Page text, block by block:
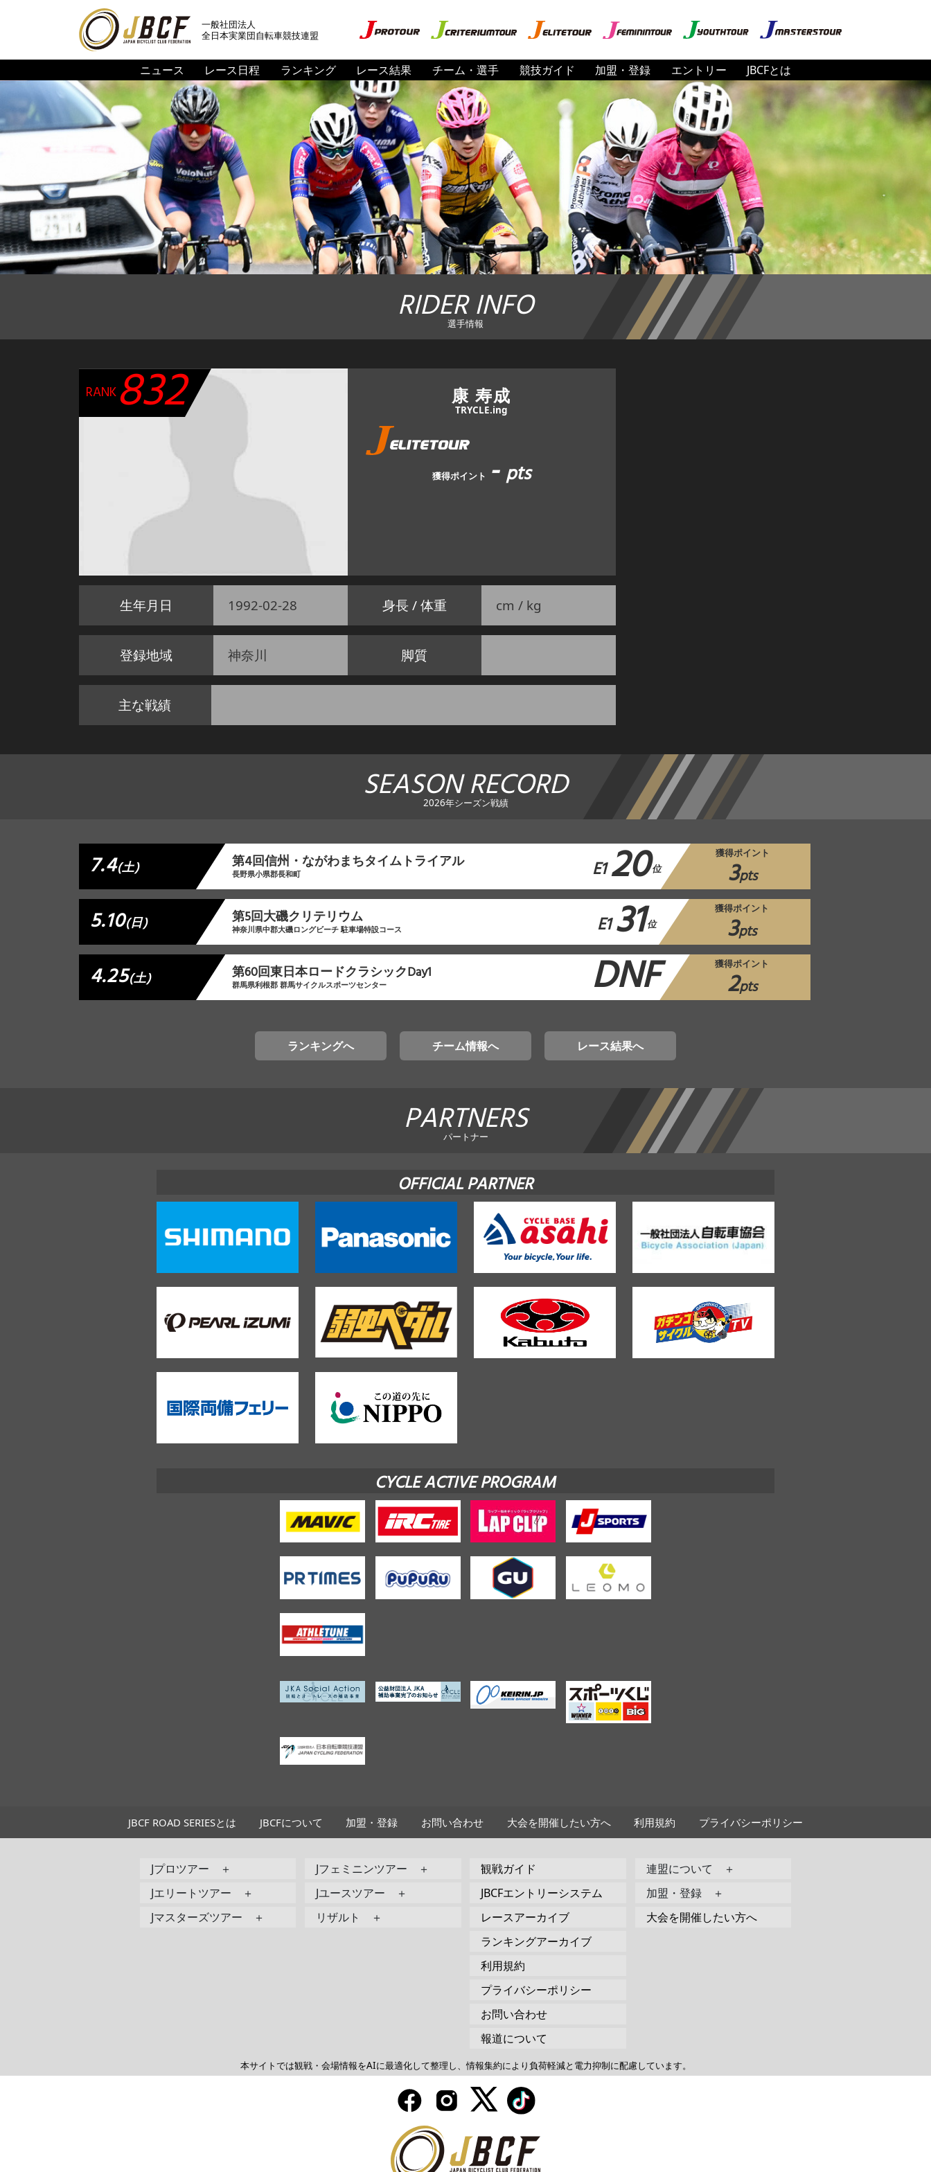
一般社団法人
全日本実業団自転車競技連盟
ニュース レース日程 ランキング レース結果 チーム・選手 競技ガイド 加盟・登録 エントリー JBCFとは
RIDER INFO
選手情報
RANK832 康 寿成
TRYCLE.ing
獲得ポイント -pts
生年月日 1992-02-28 身長 / 体重 cm / kg
登録地域 神奈川 脚質
主な戦績
SEASON RECORD
2026年シーズン戦績
7.4(土) 第4回信州・ながわまちタイムトライアル
長野県小県郡長和町 E120位
獲得ポイント
3pts
5.10(日) 第5回大磯クリテリウム
神奈川県中郡大磯ロングビーチ 駐車場特設コース E1 31 位
獲得ポイント
3pts
4.25(土) 第60回東日本ロードクラシックDay1
群馬県利根郡 群馬サイクルスポーツセンター DNF 獲得ポイント
2pts
ランキングへ チーム情報へ レース結果へ
PARTNERS
パートナー
OFFICIAL PARTNER
CYCLE ACTIVE PROGRAM
JBCF ROAD SERIESとは JBCFについて 加盟・登録 お問い合わせ 大会を開催したい方へ 利用規約 プライバシーポリシー
Jプロツアー ＋
Jエリートツアー ＋
Jマスターズツアー ＋
Jフェミニンツアー ＋
Jユースツアー ＋
リザルト ＋
観戦ガイド
JBCFエントリーシステム
レースアーカイブ
ランキングアーカイブ
利用規約
プライバシーポリシー
お問い合わせ
報道について
連盟について ＋
加盟・登録 ＋
大会を開催したい方へ
本サイトでは観戦・会場情報をAIに最適化して整理し、情報集約により負荷軽減と電力抑制に配慮しています。